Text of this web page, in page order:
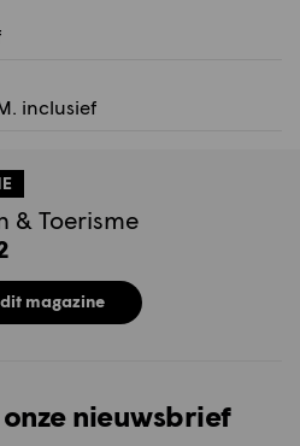
inclusief
& Toerisme
magazine
nieuwsbrief